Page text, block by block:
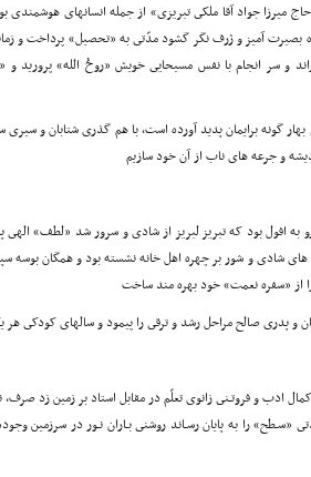
میرزا جواد آقا ملکى تبریزى» از جمله انسانهاى
بصیرت آمیز و ژرف نگر گشود مدّتى به «تحصیل» پرداخت و
و سر انجام با نفس مسیحایى خویش «روحُ الله» پرورید
گونه برایمان پدید آورده است، با هم گذرى شتابان و سیرى
و جرعه هاى ناب از آن خود سازیم
افول بود که تبریز لبریز از شادى و سرور شد «لطف» الهى
شادى و شور بر چهره اهل خانه نشسته بود و همگان بوسه
از «سفره نعمت» خود بهره مند ساخت
و پدرى صالح مراحل رشد و ترقى را پیمود و سالهاى کودکى
ادب و فروتـنى زانوى تعلّم در مقابل استاد بر زمین زد
«سـطح» را به پایان رسـاند روشنى بـاران نـور در